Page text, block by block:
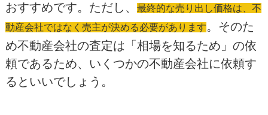
おすすめです。ただし、
最終的な売り出し価格は、不
動産会社ではなく売主が決める必要があります。そのた
め不動産会社の査定は「相場を知るため」の依
頼であるため、いくつかの不動産会社に依頼す
るといいでしょう。